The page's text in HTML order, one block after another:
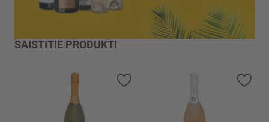
SAISTĪTIE PRODUKTI